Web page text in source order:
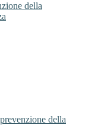
della
della